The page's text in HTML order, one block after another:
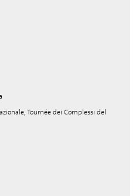
Tournée dei Complessi del